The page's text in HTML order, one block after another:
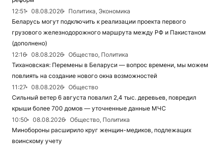
12:51
08.08.2026
Политика, Экономика
Беларусь могут подключить к реализации проекта первого
грузового железнодорожного маршрута между РФ и Пакистаном
(дополнено)
12:16
08.08.2026
Общество, Политика
Тихановская: Перемены в Беларуси — вопрос времени, мы можем
повлиять на создание нового окна возможностей
11:27
08.08.2026
Общество
Сильный ветер 6 августа повалил 2,4 тыс. деревьев, повредил
крыши более 700 домов — уточненные данные МЧС
10:50
08.08.2026
Общество, Политика
Минобороны расширило круг женщин-медиков, подлежащих
воинскому учету